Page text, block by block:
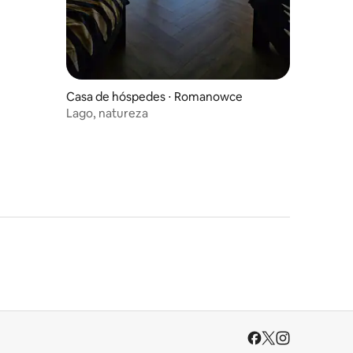
Casa de hóspedes ⋅ Romanowce
Lago, natureza